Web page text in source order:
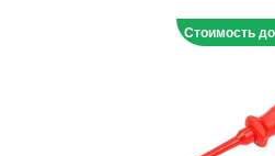
Стоимость